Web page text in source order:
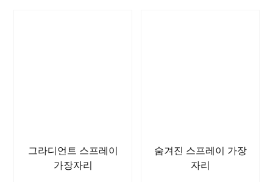
그라디언트 스프레이
가장자리
숨겨진 스프레이 가장
자리